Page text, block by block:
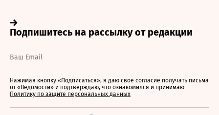
Нажимая кнопку «Подписаться», я даю свое согласие получать письма
от «Ведомости» и подтверждаю, что ознакомился и принимаю
Политику по защите персональных данных